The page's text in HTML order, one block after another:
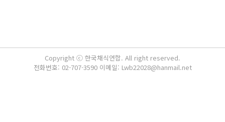
Copyright ⓒ 한국채식연합. All right reserved.
전화번호: 02-707-3590 이메일: Lwb22028@hanmail.net